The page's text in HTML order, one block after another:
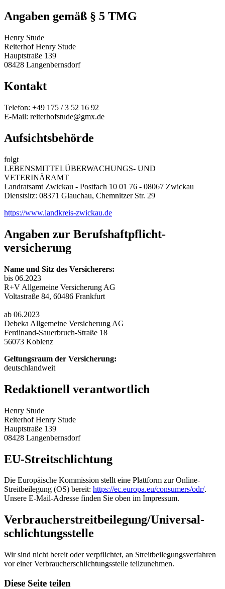
Angaben gemäß § 5 TMG
Henry Stude
Reiterhof Henry Stude
Hauptstraße 139
08428 Langenbernsdorf
Kontakt
Telefon: +49 175 / 3 52 16 92
E-Mail: reiterhofstude@gmx.de
Aufsichtsbehörde
folgt
LEBENSMITTELÜBERWACHUNGS- UND
VETERINÄRAMT
Landratsamt Zwickau - Postfach 10 01 76 - 08067 Zwickau
Dienstsitz: 08371 Glauchau, Chemnitzer Str. 29
https://www.landkreis-zwickau.de
Angaben zur Berufs­haftpflicht­
versicherung
Name und Sitz des Versicherers:
bis 06.2023
R+V Allgemeine Versicherung AG
Voltastraße 84, 60486 Frankfurt
ab 06.2023
Debeka Allgemeine Versicherung AG
Ferdinand-Sauerbruch-Straße 18
56073 Koblenz
Geltungsraum der Versicherung:
deutschlandweit
Redaktionell verantwortlich
Henry Stude
Reiterhof Henry Stude
Hauptstraße 139
08428 Langenbernsdorf
EU-Streitschlichtung
Die Europäische Kommission stellt eine Plattform zur Online-
Streitbeilegung (OS) bereit: https://ec.europa.eu/consumers/odr/.
Unsere E-Mail-Adresse finden Sie oben im Impressum.
Verbraucher­streit­beilegung/Universal­
schlichtungs­stelle
Wir sind nicht bereit oder verpflichtet, an Streitbeilegungsverfahren
vor einer Verbraucherschlichtungsstelle teilzunehmen.
Diese Seite teilen